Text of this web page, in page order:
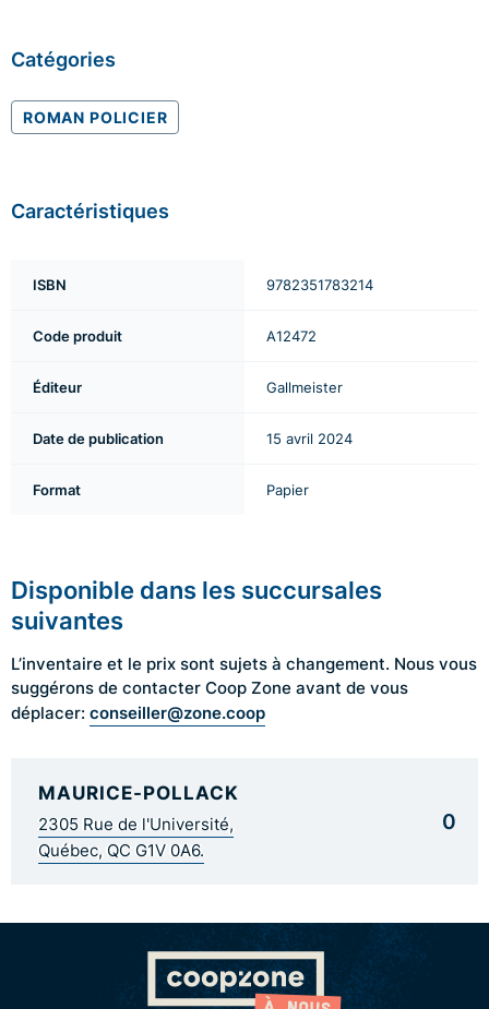
Catégories
ROMAN POLICIER
Caractéristiques
ISBN 9782351783214
Code produit A12472
Éditeur Gallmeister
Date de publication 15 avril 2024
Format Papier
Disponible dans les succursales
suivantes
L’inventaire et le prix sont sujets à changement. Nous vous
suggérons de contacter Coop Zone avant de vous
déplacer: conseiller@zone.coop
MAURICE-POLLACK
2305 Rue de l'Université,
Québec, QC G1V 0A6.
0